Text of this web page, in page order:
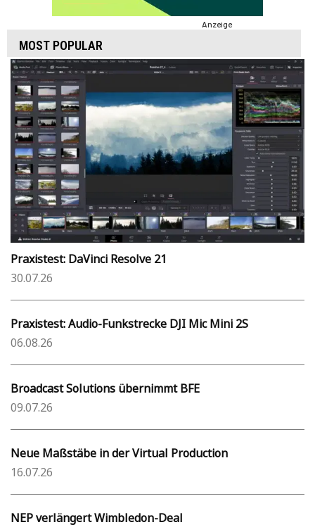
Anzeige
MOST POPULAR
Praxistest: DaVinci Resolve 21
30.07.26
Praxistest: Audio-Funkstrecke DJI Mic Mini 2S
06.08.26
Broadcast Solutions übernimmt BFE
09.07.26
Neue Maßstäbe in der Virtual Production
16.07.26
NEP verlängert Wimbledon-Deal